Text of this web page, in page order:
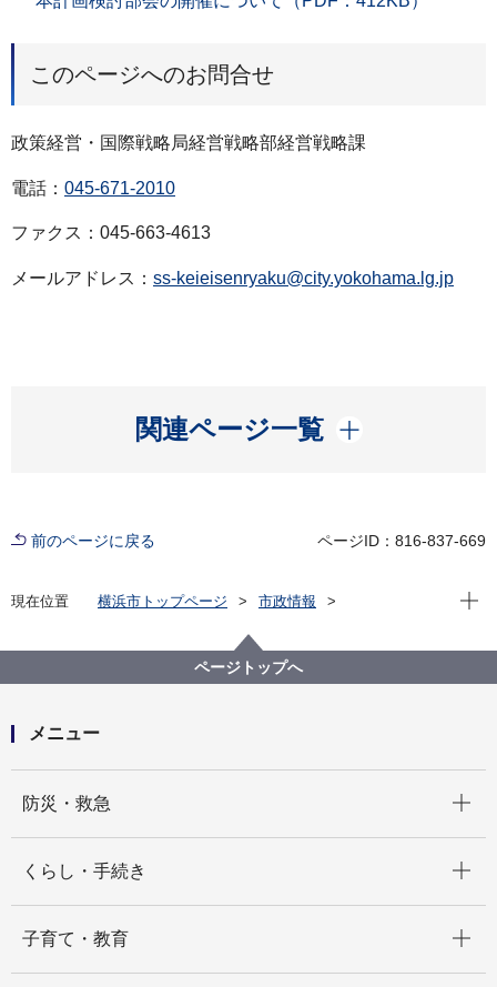
このページへのお問合せ
政策経営・国際戦略局経営戦略部経営戦略課
電話： 045-671-2010
ファクス：045-663-4613
メールアドレス： ss-keieisenryaku@city.yokohama.lg.jp
関連ページ一覧
開く
前のページに戻る ページID：816-837-669
現在位置 横浜市トップページ
市政情報
政策経営・国際戦略局
横浜市新たな劇場整備検討委員会第４回基本計画検討
部会の開催について
現在
ページトップへ
メニュー
防災・救急
くらし・手続き
子育て・教育